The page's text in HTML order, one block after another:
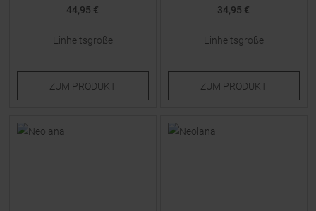
44,95 €
Einheitsgröße
ZUM PRODUKT
34,95 €
Einheitsgröße
ZUM PRODUKT